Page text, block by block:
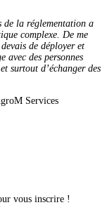
de la réglementation a
complexe. De me
de déployer et
avec des personnes
surtout d’échanger des
Services
vous inscrire !